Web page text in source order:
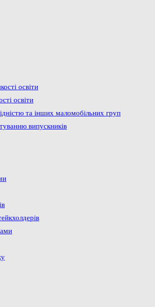
освіти
освіти
та інших маломобільних груп
випускників